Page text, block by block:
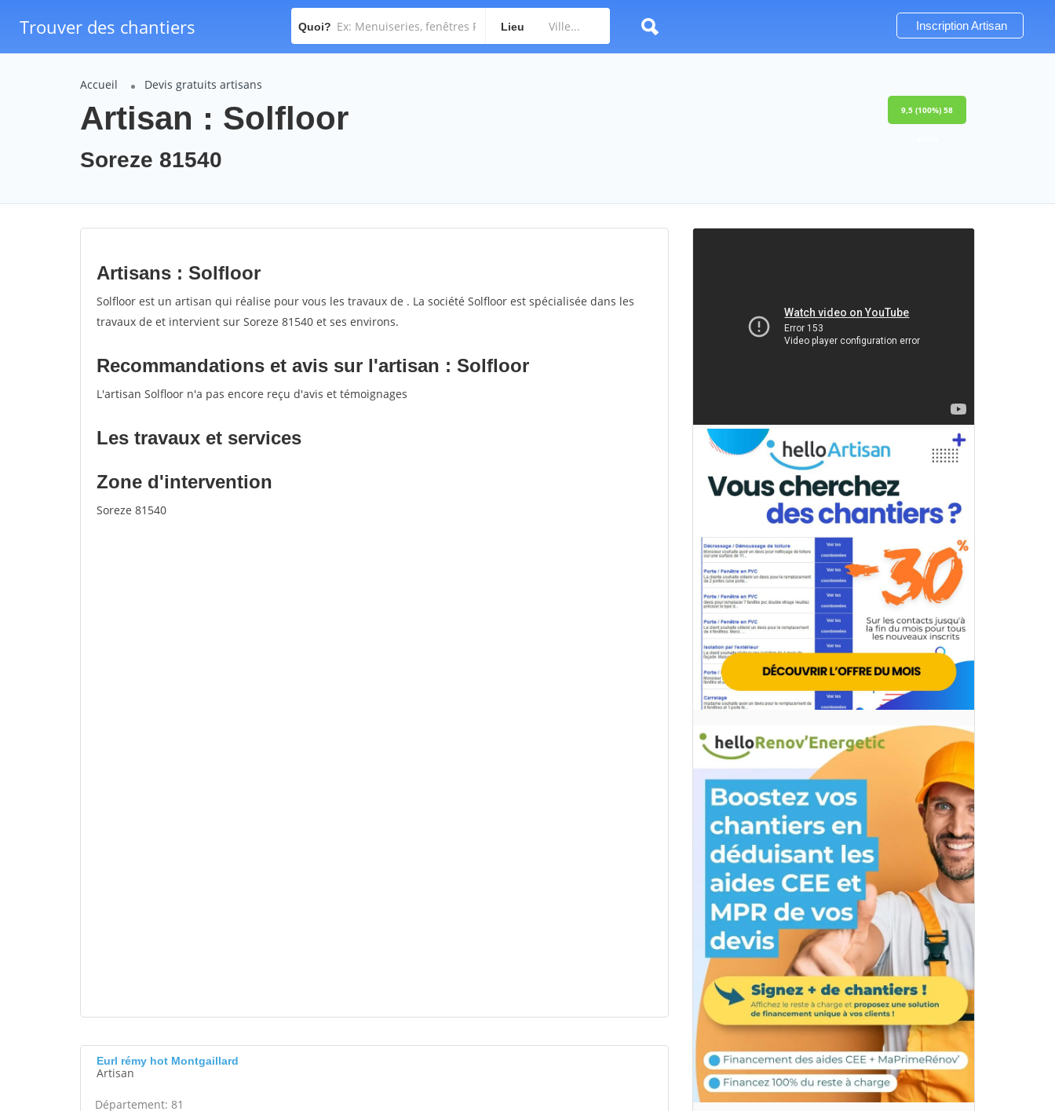
Trouver des chantiers Quoi? Lieu Inscription Artisan
Accueil Devis gratuits artisans
Artisan : Solfloor
Soreze 81540
9,5 (100%) 58
Artisans : Solfloor
Solfloor est un artisan qui réalise pour vous les travaux de . La société Solfloor est spécialisée dans les
travaux de et intervient sur Soreze 81540 et ses environs.
Recommandations et avis sur l'artisan : Solfloor
L'artisan Solfloor n'a pas encore reçu d'avis et témoignages
Les travaux et services
Zone d'intervention
Soreze 81540
Eurl rémy hot Montgaillard
Artisan
Département: 81